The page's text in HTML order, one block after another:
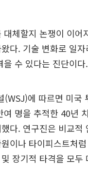
체할지 논쟁이 이
다. 기술 변화로 일
수 있다는 진단이다.
에 따르면 미국
명을 추적한 40년
다. 연구진은 비교
이나 타이피스트처
장기적 타격을 모두